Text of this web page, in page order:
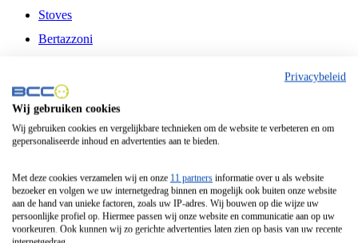
Stoves
Bertazzoni
Fitelli
Airfryer
Frituurpan
Contactgrill
Broodbakmachine
Broodrooster
Privacybeleid
Wij gebruiken cookies
Wij gebruiken cookies en vergelijkbare technieken om de website te verbeteren en om
gepersonaliseerde inhoud en advertenties aan te bieden.
Met deze cookies verzamelen wij en onze 11 partners informatie over u als website
bezoeker en volgen we uw internetgedrag binnen en mogelijk ook buiten onze website
aan de hand van unieke factoren, zoals uw IP-adres. Wij bouwen op die wijze uw
persoonlijke profiel op. Hiermee passen wij onze website en communicatie aan op uw
voorkeuren. Ook kunnen wij zo gerichte advertenties laten zien op basis van uw recente